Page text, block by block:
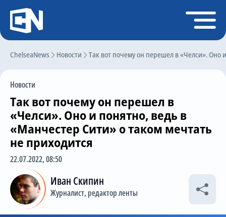
ChelseaNews Новости Так вот почему он перешел в «Челси». Оно
Новости
Так вот почему он перешел в
«Челси». Оно и понятно, ведь в
«Манчестер Сити» о таком мечтать
не приходится
22.07.2022, 08:50
Иван Скипин
Журналист, редактор ленты
Регистрация
Главная
Трансферы
Слухи
История Челси
Статистика
Календарь игр
Состав команды